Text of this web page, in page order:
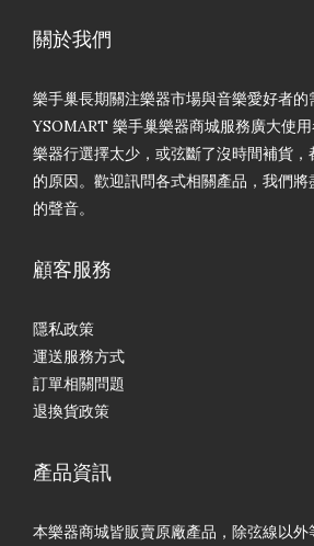
關於我們
樂手巢長期關注樂器市場與音樂愛好者的
YSOMART 樂手巢樂器商城服務廣大使
樂器行選擇太少，或弦斷了沒時間補貨
的原因。歡迎訊問各式相關產品，我們
的聲音。
顧客服務
隱私政策
運送服務方式
訂單相關問題
退換貨政策
產品資訊
本樂器商城皆販賣原廠產品，除弦線以